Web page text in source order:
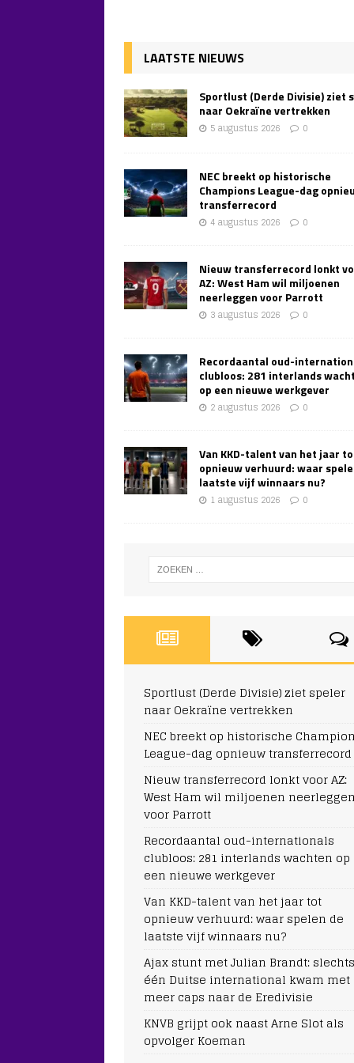
LAATSTE NIEUWS
Sportlust (Derde Divisie) ziet
naar Oekraïne vertrekken
5 augustus 2026 0
NEC breekt op historische
Champions League-dag
transferrecord
4 augustus 2026 0
Nieuw transferrecord lonkt
AZ: West Ham wil miljoenen
neerleggen voor Parrott
3 augustus 2026 0
Recordaantal oud-
clubloos: 281 interlands
op een nieuwe werkgever
2 augustus 2026 0
Van KKD-talent van het jaar
opnieuw verhuurd: waar
laatste vijf winnaars nu?
1 augustus 2026 0
Sportlust (Derde Divisie) ziet speler
naar Oekraïne vertrekken
NEC breekt op historische
League-dag opnieuw transferrecord
Nieuw transferrecord lonkt voor AZ:
West Ham wil miljoenen neerleggen
voor Parrott
Recordaantal oud-internationals
clubloos: 281 interlands wachten op
een nieuwe werkgever
Van KKD-talent van het jaar tot
opnieuw verhuurd: waar spelen de
laatste vijf winnaars nu?
Ajax stunt met Julian Brandt: slechts
één Duitse international kwam met
meer caps naar de Eredivisie
KNVB grijpt ook naast Arne Slot als
opvolger Koeman